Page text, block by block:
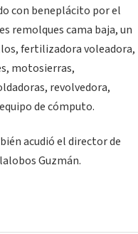
con beneplácito por el
remolques cama baja, un
fertilizadora voleadora,
motosierras,
revolvedora,
de cómputo.
acudió el director de
Guzmán.